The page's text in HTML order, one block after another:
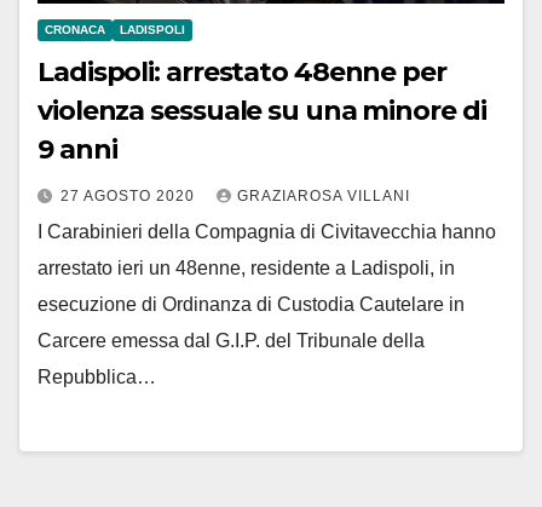
CRONACA LADISPOLI
Ladispoli: arrestato 48enne per
violenza sessuale su una minore di
9 anni
27 AGOSTO 2020 GRAZIAROSA VILLANI
I Carabinieri della Compagnia di Civitavecchia hanno
arrestato ieri un 48enne, residente a Ladispoli, in
esecuzione di Ordinanza di Custodia Cautelare in
Carcere emessa dal G.I.P. del Tribunale della
Repubblica…